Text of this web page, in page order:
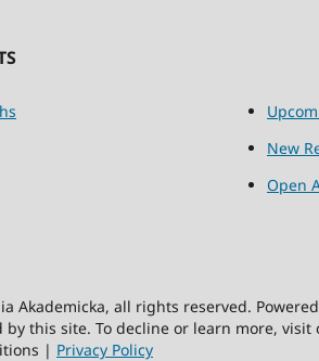
New
Open
Akademicka, all rights reserved.
by this site. To decline or learn more,
| Privacy Policy